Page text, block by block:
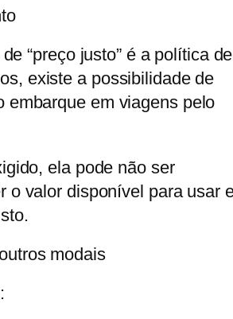
“preço justo” é a política de
existe a possibilidade de
embarque em viagens pelo
ela pode não ser
o valor disponível para usar
modais